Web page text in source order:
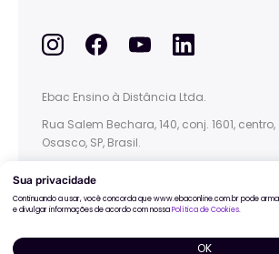
Ebac Ensino à Distância Ltda.
Rua Salem Bechara, 140, conj. 1601, centro,
Osasco, SP, Brasil.
Google Privacy PolicyandTerms of